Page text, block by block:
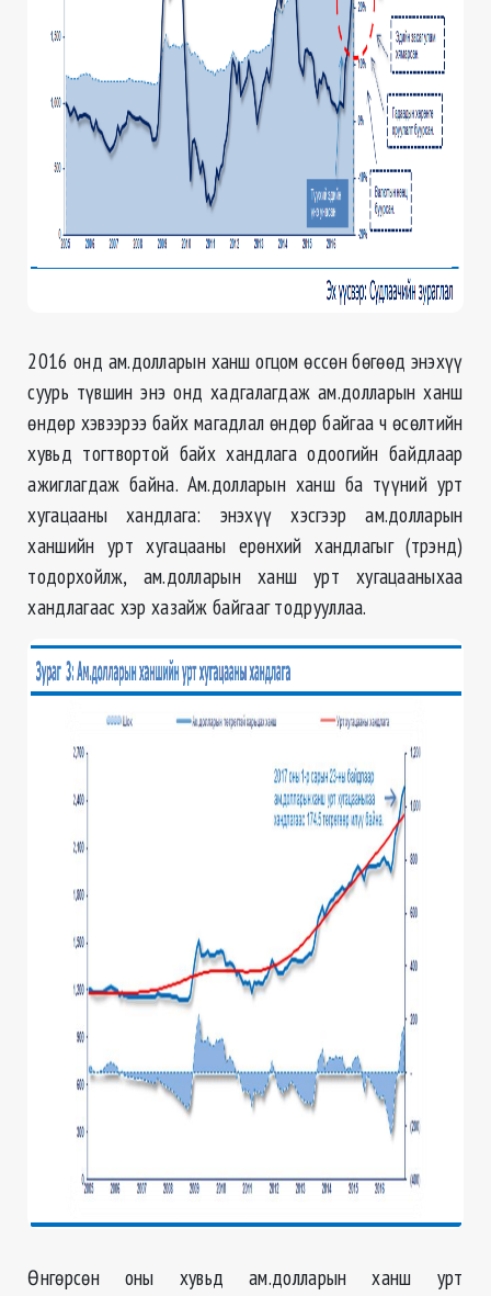
2016 онд ам.долларын ханш огцом өссөн бөгөөд энэхүү
суурь түвшин энэ онд хадгалагдаж ам.долларын ханш
өндөр хэвээрээ байх магадлал өндөр байгаа ч өсөлтийн
хувьд тогтвортой байх хандлага одоогийн байдлаар
ажиглагдаж байна. Ам.долларын ханш ба түүний урт
хугацааны хандлага: энэхүү хэсгээр ам.долларын
ханшийн урт хугацааны ерөнхий хандлагыг (трэнд)
тодорхойлж, ам.долларын ханш урт хугацааныхаа
хандлагаас хэр хазайж байгааг тодрууллаа.
Өнгөрсөн оны хувьд ам.долларын ханш урт